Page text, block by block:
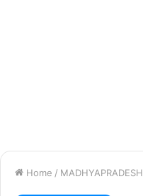
Home / MADHYAPRADESH